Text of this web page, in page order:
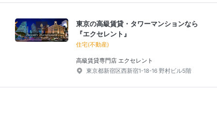
東京の高級賃貸・タワーマンションなら
『エクセレント』
住宅(不動産)
高級賃貸専門店 エクセレント
東京都新宿区西新宿1-18-16 野村ビル5階